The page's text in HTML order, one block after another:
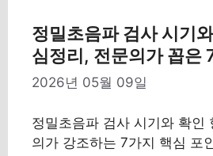
정밀초음파 검사 시기
심정리, 전문의가 꼽은
2026년 05월 09일
정밀초음파 검사 시기와 확인
의가 강조하는 7가지 핵심 포